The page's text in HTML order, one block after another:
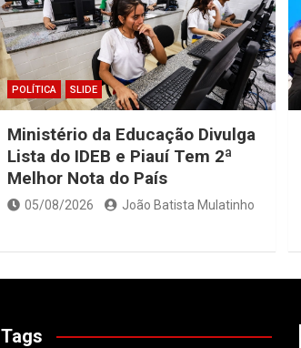
POLÍTICA SLIDE
Ministério da Educação Divulga
Lista do IDEB e Piauí Tem 2ª
Melhor Nota do País
05/08/2026 João Batista Mulatinho
Tags